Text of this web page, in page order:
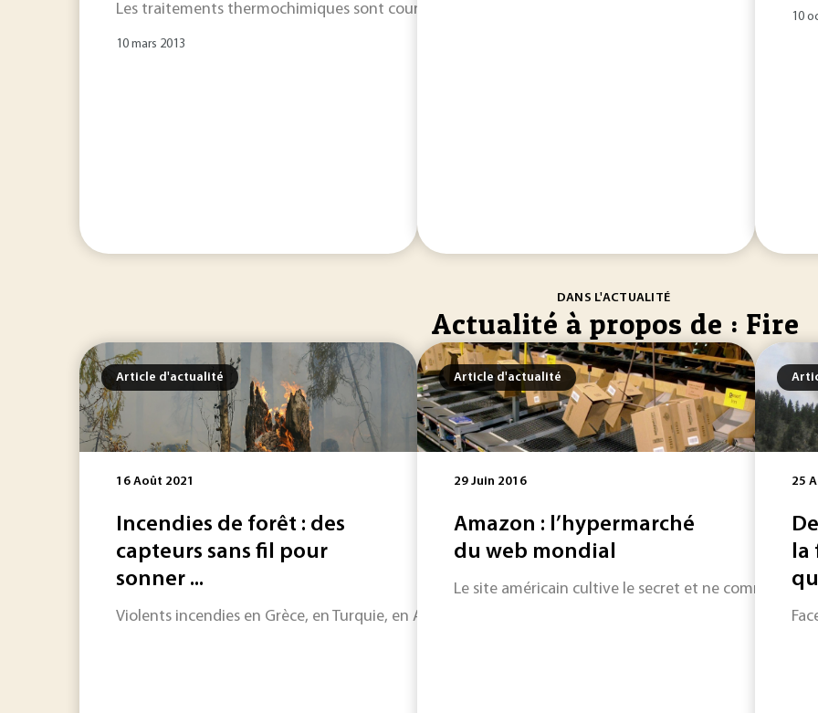
Les traitements thermochimiques sont couramment employés par l’industrie automobile pour
10 mars 2013
10
DANS L'ACTUALITÉ
Actualité à propos de : Fire
Article d'actualité
16 Août 2021
Incendies de forêt : des
capteurs sans fil pour
sonner ...
Violents incendies en Grèce, en Turquie, en Algérie, Bootleg Fire aux États-Unis : différentes causes
Article d'actualité
29 Juin 2016
Amazon : l’hypermarché
du web mondial
Le site américain cultive le secret et ne communique
25
la